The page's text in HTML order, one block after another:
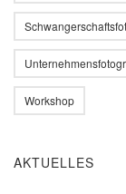
Workshop
AKTUELLES